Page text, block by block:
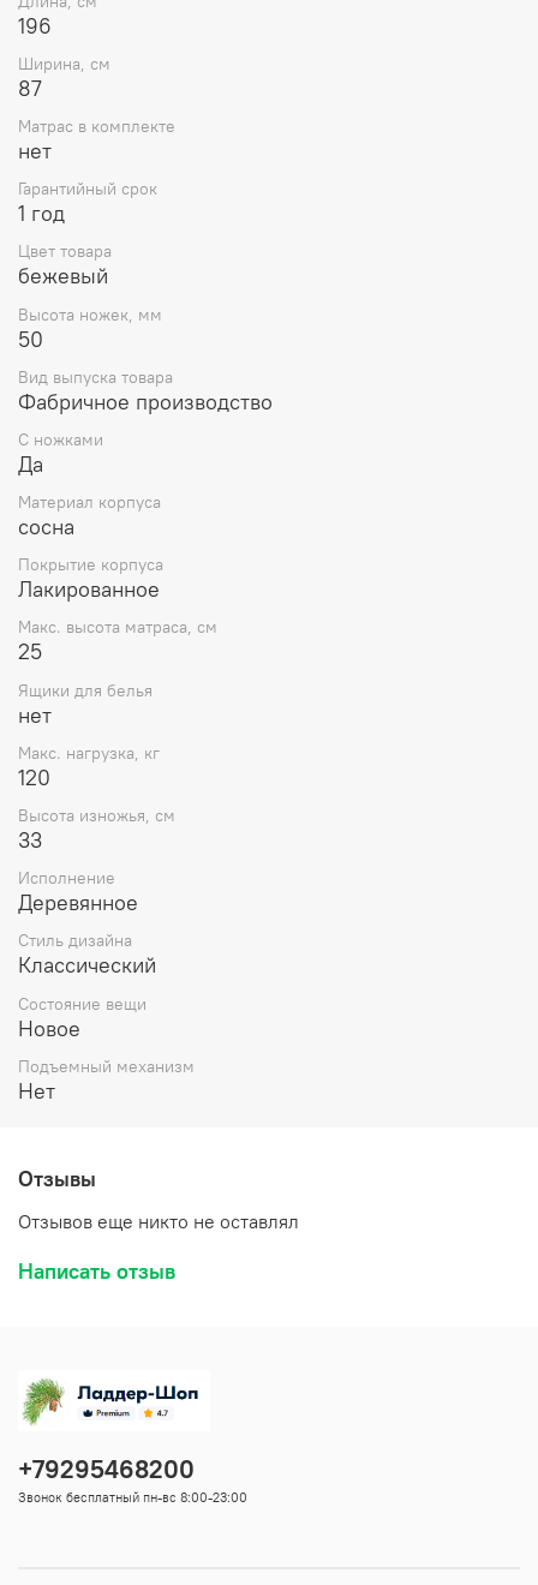
196
Ширина, см
87
Матрас в комплекте
нет
Гарантийный срок
1 год
Цвет товара
бежевый
Высота ножек, мм
50
Вид выпуска товара
Фабричное производство
С ножками
Да
Материал корпуса
сосна
Покрытие корпуса
Лакированное
Макс. высота матраса, см
25
Ящики для белья
нет
Макс. нагрузка, кг
120
Высота изножья, см
33
Исполнение
Деревянное
Стиль дизайна
Классический
Состояние вещи
Новое
Подъемный механизм
Нет
Отзывы
Отзывов еще никто не оставлял
Написать отзыв
+79295468200
Звонок бесплатный пн-вс 8:00-23:00